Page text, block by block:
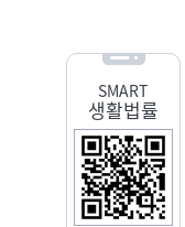
SMART
생활법률